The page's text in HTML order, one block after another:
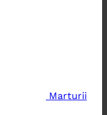
Marturii